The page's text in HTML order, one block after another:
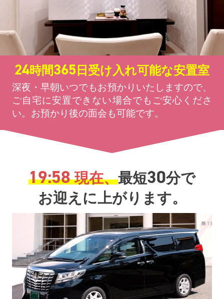
24時間365 日受け入れ可能な安置室
深夜・早朝いつでもお預かりいたしますので、
ご自宅に安置できない場合でもご安心くださ
い。お預かり後の面会も可能です。
19:58現在、最短30分で
お迎えに上がります。